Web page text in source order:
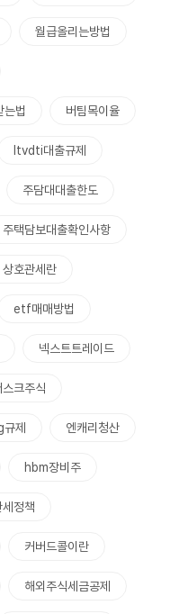
월급올리는방법
는법 버팀목이율
ltvdti대출규제
주담대대출한도
주택담보대출확인사항
상호관세란
etf매매방법
넥스트트레이드
스크주식
제 엔캐리청산
hbm장비주
세정책
커버드콜이란
해외주식세금공제